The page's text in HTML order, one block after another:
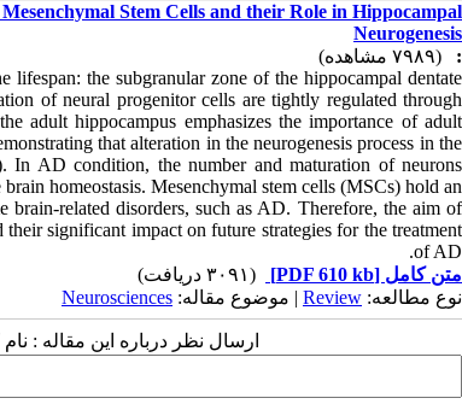
Stem Cells and their Role in Hippocampal
Neurogenesis
:
(۷۹۸۹ مشاهده)
the subgranular zone of the hippocampal dentate
of neural progenitor cells are tightly regulated through
adult hippocampus emphasizes the importance of adult
that alteration in the neurogenesis process in the
In AD condition, the number and maturation of neurons
homeostasis. Mesenchymal stem cells (MSCs) hold an
brain-related disorders, such as AD. Therefore, the aim of
significant impact on future strategies for the treatment
of AD.
متن کامل [PDF 610 kb]
(۳۰۹۱ دریافت)
نوع مطالعه: Review | موضوع مقاله: Neurosciences
ارسال نظر درباره این مقاله :